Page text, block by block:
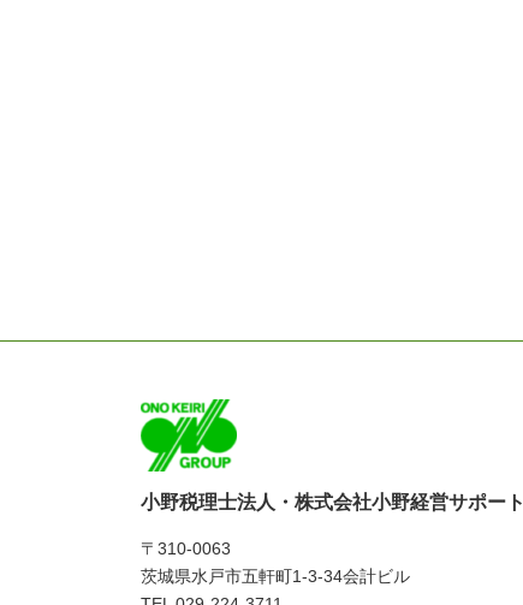
小野税理士法人・株式会社小野経営サポート
〒310-0063
茨城県水戸市五軒町1-3-34会計ビル